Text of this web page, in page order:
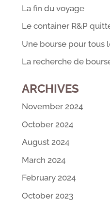
La fin du voyage
Le container R&P
Une bourse pour tous
La recherche de
ARCHIVES
November 2024
October 2024
August 2024
March 2024
February 2024
October 2023